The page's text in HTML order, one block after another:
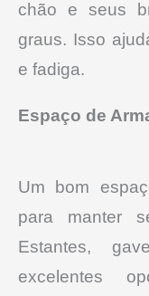
chão e seus
graus. Isso
e fadiga.
Espaço de
Um bom
para manter
Estantes,
excelentes